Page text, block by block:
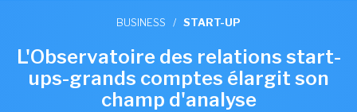
BUSINESS / START-UP
L'Observatoire des relations start-
ups-grands comptes élargit son
champ d'analyse